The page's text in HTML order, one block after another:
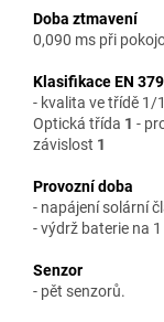
Doba ztmavení
0,090 ms při
Klasifikace EN 379
- kvalita ve třídě 1/
Optická třída 1 -
závislost 1
Provozní doba
- napájení solární
- výdrž baterie na
Senzor
- pět senzorů.